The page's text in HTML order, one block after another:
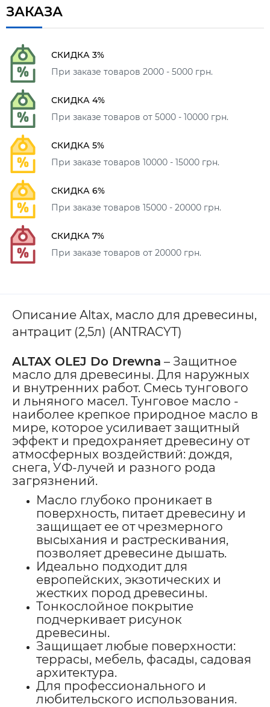
ЗАКАЗА
СКИДКА 3%
При заказе товаров 2000 - 5000 грн.
СКИДКА 4%
При заказе товаров от 5000 - 10000 грн.
СКИДКА 5%
При заказе товаров 10000 - 15000 грн.
СКИДКА 6%
При заказе товаров 15000 - 20000 грн.
СКИДКА 7%
При заказе товаров от 20000 грн.
Описание Altax, масло для древесины,
антрацит (2,5л) (ANTRACYT)
ALTAX OLEJ Do Drewna – Защитное
масло для древесины. Для наружных
и внутренних работ. Смесь тунгового
и льняного масел. Тунговое масло -
наиболее крепкое природное масло в
мире, которое усиливает защитный
эффект и предохраняет древесину от
атмосферных воздействий: дождя,
снега, УФ-лучей и разного рода
загрязнений.
Масло глубоко проникает в
поверхность, питает древесину и
защищает ее от чрезмерного
высыхания и растрескивания,
позволяет древесине дышать.
Идеально подходит для
европейских, экзотических и
жестких пород древесины.
Тонкослойное покрытие
подчеркивает рисунок
древесины.
Защищает любые поверхности:
террасы, мебель, фасады, садовая
архитектура.
Для профессионального и
любительского использования.